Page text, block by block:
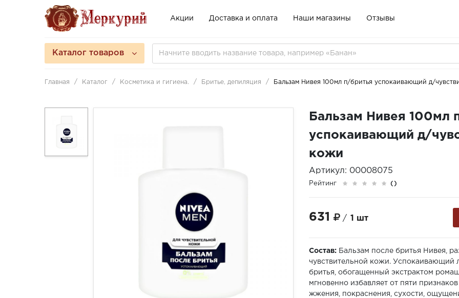
Акции Доставка и оплата Наши магазины Отзывы
Каталог товаров
Главная Каталог Косметика и гигиена. Бритье, депиляция Бальзам Нивея 100мл п/бритья успокаивающий д/
Бальзам Нивея 100мл
успокаивающий д/
кожи
Артикул: 00008075
Рейтинг ()
631 / 1 шт
Состав: Бальзам после бритья Нивея,
чувствительной кожи. Успокаивающий
бритья, обогащенный экстрактом
мгновенно избавляет от пяти
жжения, покраснения, сухости,